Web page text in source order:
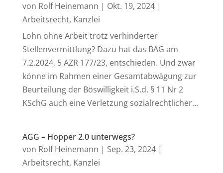
von Rolf Heinemann | Okt. 19, 2024|
Arbeitsrecht, Kanzlei
Lohn ohne Arbeit trotz verhinderter
Stellenvermittlung? Dazu hat das BAG am
7.2.2024, 5 AZR 177/23, entschieden. Und zwar
könne im Rahmen einer Gesamtabwägung zur
Beurteilung der Böswilligkeit i.S.d. § 11 Nr 2
KSchG auch eine Verletzung sozialrechtlicher...
AGG – Hopper 2.0 unterwegs?
von Rolf Heinemann | Sep. 23, 2024|
Arbeitsrecht, Kanzlei